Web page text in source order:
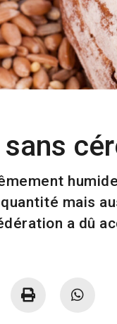
mais
a dû